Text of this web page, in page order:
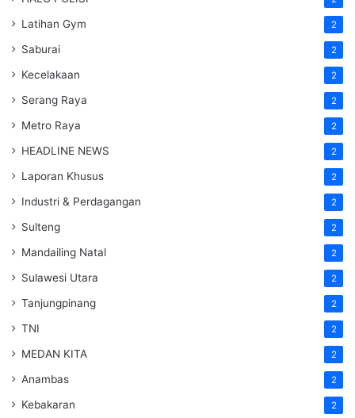
Latihan Gym 2
Saburai 2
Kecelakaan 2
Serang Raya 2
Metro Raya 2
HEADLINE NEWS 2
Laporan Khusus 2
Industri & Perdagangan 2
Sulteng 2
Mandailing Natal 2
Sulawesi Utara 2
Tanjungpinang 2
TNI 2
MEDAN KITA 2
Anambas 2
Kebakaran 2